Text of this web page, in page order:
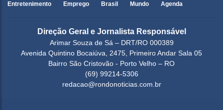
Entretenimento Emprego Brasil Mundo Agenda
Direção Geral e Jornalista Responsável
Arimar Souza de Sá – DRT/RO 000389
Avenida Quintino Bocaiúva, 2475, Primeiro Andar Sala 05
Bairro São Cristovão - Porto Velho – RO
(69) 99214-5306
redacao@rondonoticias.com.br